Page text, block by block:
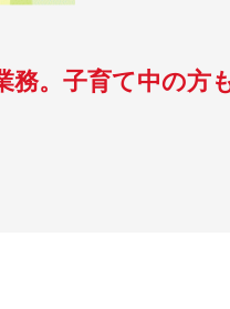
務。子育て中の方